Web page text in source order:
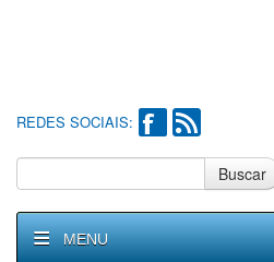
REDES SOCIAIS:
Buscar
MENU